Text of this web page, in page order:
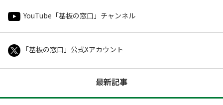
YouTube「基板の窓口」チャンネル
「基板の窓口」公式Xアカウント
最新記事